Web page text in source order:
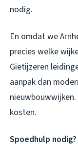
nodig.
En omdat we
precies welke
Gietijzeren
aanpak dan
kosten.
Spoedhulp